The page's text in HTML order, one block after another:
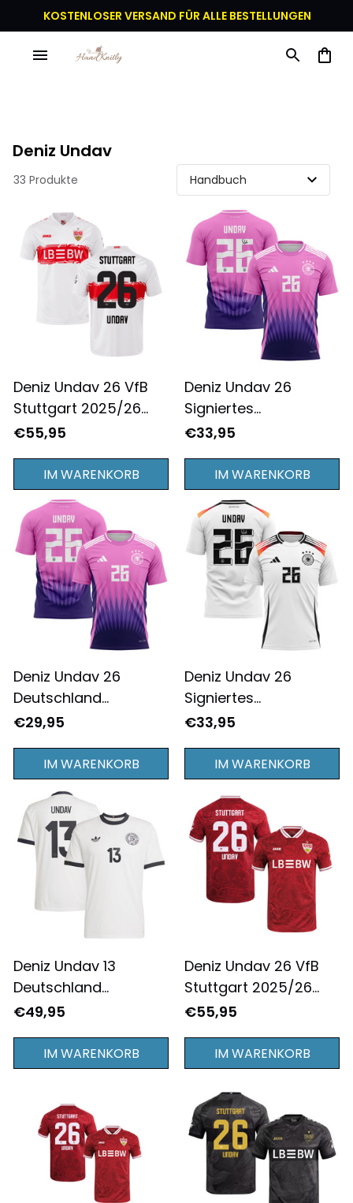
KOSTENLOSER VERSAND FÜR ALLE BESTELLUNGEN
Deniz Undav
33 Produkte
Deniz Undav 26 VfB
Stuttgart 2025/26
Heim Herren Trikot -
€55,95
IM WARENKORB
Deniz Undav 26
Signiertes
Deutschland
2024/25
Auswärtstrikot T-shirt
Komplettdruck - Rosa
€33,95
IM WARENKORB
Deniz Undav 26
Deutschland
Nationalmannschaft
Auswärtstrikot T-shirt
Komplettdruck - Rosa
€29,95
IM WARENKORB
Deniz Undav 26
Signiertes
Deutschland
2024/25 Heimtrikots
T-shirt Komplettdruck
- Weiß
€33,95
IM WARENKORB
Deniz Undav 13
Deutschland
Nationalmannschaft
Trikot - Weiß
€49,95
IM WARENKORB
Deniz Undav 26 VfB
Stuttgart 2025/26
Auswärtstrikot Herren
€55,95
IM WARENKORB